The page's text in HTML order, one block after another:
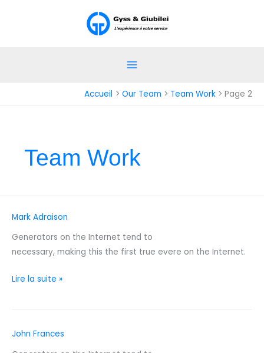
Accueil Our Team Team Work Page 2
Team Work
Mark Adraison
Generators on the Internet tend to
necessary, making this the first true evere on the Internet.
Mark
Adraison
Lire la suite »
John Frances
John